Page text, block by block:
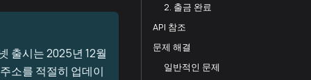
출시는 2025년 12월
소를 적절히 업데이
2. 출금 완료
API 참조
문제 해결
일반적인 문제